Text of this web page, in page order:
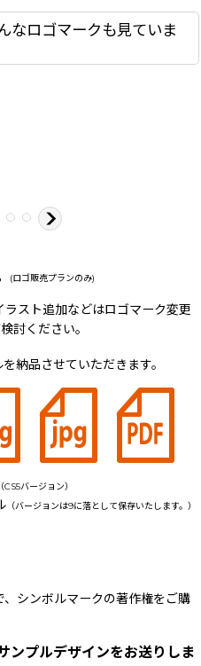
なロゴマークも見ていま
(ロゴ販売プランのみ)
スト追加などはロゴマーク変更
討ください。
納品させていただきます。
（CS5バージョン）
（バージョンは9に落として保存いたします。）
シンボルマークの著作権をご購
ンプルデザインをお送りしま